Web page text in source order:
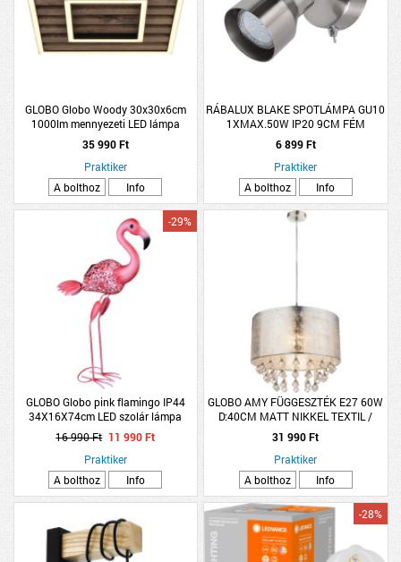
GLOBO Globo Woody 30x30x6cm
1000lm mennyezeti LED lámpa
35 990 Ft
Praktiker
A bolthoz
Info
RÁBALUX BLAKE SPOTLÁMPA GU10
1XMAX.50W IP20 9CM FÉM
SZATINKRÓM
6 899 Ft
Praktiker
A bolthoz
Info
GLOBO Globo pink flamingo IP44
34X16X74cm LED szolár lámpa
-29%
16 990 Ft 11 990 Ft
Praktiker
A bolthoz
Info
GLOBO AMY FÜGGESZTÉK E27 60W
D:40CM MATT NIKKEL TEXTIL /
ACRYL FÜGGŐ
31 990 Ft
Praktiker
A bolthoz
Info
-28%